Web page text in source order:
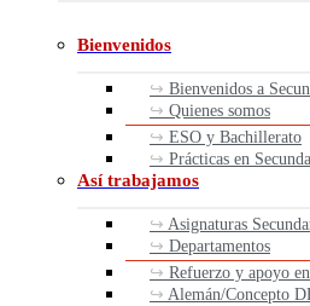
Bienvenidos
Bienvenidos a
Quienes somos
ESO y Bachillerato
Prácticas en
Así trabajamos
Asignaturas
Departamentos
Refuerzo y apoyo
Alemán/Concepto